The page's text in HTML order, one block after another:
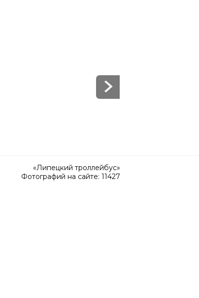
«Липецкий троллейбус»
Фотографий на сайте: 11427